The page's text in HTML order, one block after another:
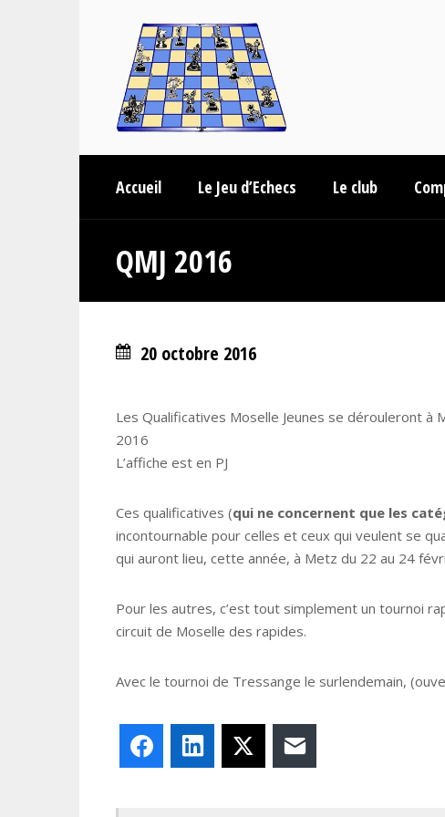
Accueil Le Jeu d’Echecs Le club
QMJ 2016
20 octobre 2016
Les Qualificatives Moselle Jeunes se dérouleront à
2016
L’affiche est en PJ
Ces qualificatives (qui ne concernent que les
incontournable pour celles et ceux qui veulent se
qui auront lieu, cette année, à Metz du 22 au 24
Pour les autres, c’est tout simplement un tournoi
circuit de Moselle des rapides.
Avec le tournoi de Tressange le surlendemain,
FacebookLinkedIn